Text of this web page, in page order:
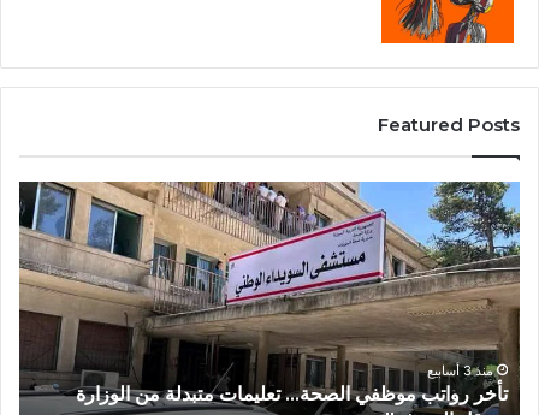
Featured Posts
منذ 3 أسابيع
من عتيل .. تكريم يوثق إرث عالم الآثار الراحل علي أبو